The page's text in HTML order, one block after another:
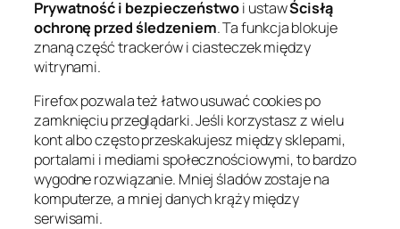
Prywatność i bezpieczeństwoi ustawŚcisłą
ochronę przed śledzeniem. Ta funkcja blokuje
znaną część trackerów i ciasteczek między
witrynami.
Firefox pozwala też łatwo usuwać cookies po
zamknięciu przeglądarki. Jeśli korzystasz z wielu
kont albo często przeskakujesz między sklepami,
portalami i mediami społecznościowymi, to bardzo
wygodne rozwiązanie. Mniej śladów zostaje na
komputerze, a mniej danych krąży między
serwisami.